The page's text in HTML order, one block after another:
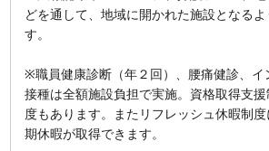
どを通して、地域に開かれた施設となる
す。
※職員健康診断（年２回）、腰痛健診、イ
接種は全額施設負担で実施。資格取得支
度もあります。またリフレッシュ休暇制
期休暇が取得できます。